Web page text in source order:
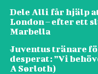
Dele Alli får hjälp
London – efter ett
Marbella
Juventus tränare
desperat: ”Vi
A Sørloth)